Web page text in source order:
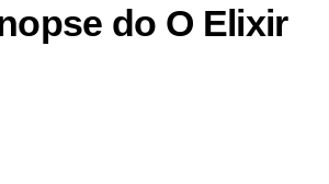
do O Elixir